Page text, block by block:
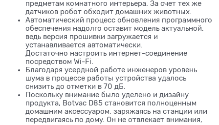
предметам комнатного интерьера. За счет тех же
датчиков робот обходит домашних животных.
Автоматический процесс обновления программного
обеспечения надолго оставит модель актуальной,
ведь версия прошивки загружается и
устанавливается автоматически.
Достаточно настроить интернет-соединение
посредством Wi-Fi.
Благодаря усердной работе инженеров уровень
шума в процессе работы устройства удалось
снизить до отметки в 70 дБ.
Поскольку внимание было уделено и дизайну
продукта, Botvac D85 становится полноценным
домашним аксессуаром, заряжаясь на станции или
передвигаясь по дому. Он не отвлекает внимания,